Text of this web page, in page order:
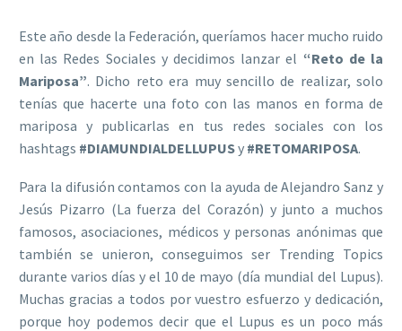
Este año desde la Federación, queríamos hacer mucho ruido
en las Redes Sociales y decidimos lanzar el “Reto de la
Mariposa”. Dicho reto era muy sencillo de realizar, solo
tenías que hacerte una foto con las manos en forma de
mariposa y publicarlas en tus redes sociales con los
hashtags #DIAMUNDIALDELLUPUSy #RETOMARIPOSA.
Para la difusión contamos con la ayuda de Alejandro Sanz y
Jesús Pizarro (La fuerza del Corazón) y junto a muchos
famosos, asociaciones, médicos y personas anónimas que
también se unieron, conseguimos ser Trending Topics
durante varios días y el 10 de mayo (día mundial del Lupus).
Muchas gracias a todos por vuestro esfuerzo y dedicación,
porque hoy podemos decir que el Lupus es un poco más